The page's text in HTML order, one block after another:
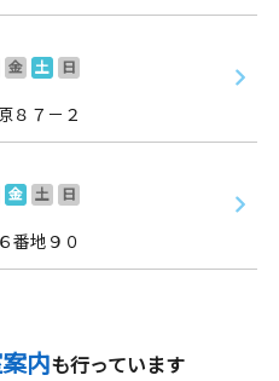
金 土
日
８７－２
金 土
日
番地９０
内も行っています